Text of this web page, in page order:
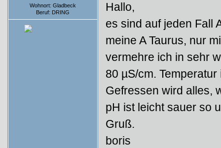
Wohnort: Gladbeck
Beruf: DRING
Hallo,
es sind auf jeden Fall
meine A Taurus, nur
vermehre ich in sehr
80 µS/cm.
Gefressen wird alles,
pH ist leicht sauer so
Gruß.
boris